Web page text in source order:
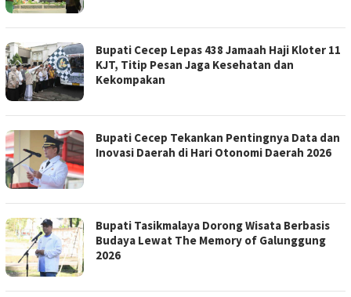
Bupati Cecep Lepas 438 Jamaah Haji Kloter 11
KJT, Titip Pesan Jaga Kesehatan dan
Kekompakan
Bupati Cecep Tekankan Pentingnya Data dan
Inovasi Daerah di Hari Otonomi Daerah 2026
Bupati Tasikmalaya Dorong Wisata Berbasis
Budaya Lewat The Memory of Galunggung
2026